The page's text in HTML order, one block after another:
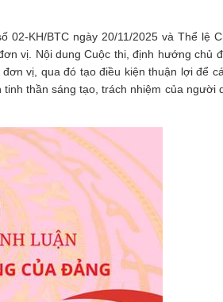
02-KH/BTC ngày 20/11/2025 và Thể lệ
vị. Nội dung Cuộc thi, định hướng chủ
vị, qua đó tạo điều kiện thuận lợi để
thần sáng tạo, trách nhiệm của người